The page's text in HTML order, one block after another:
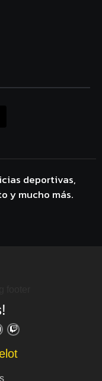
deportivas,
y mucho más.